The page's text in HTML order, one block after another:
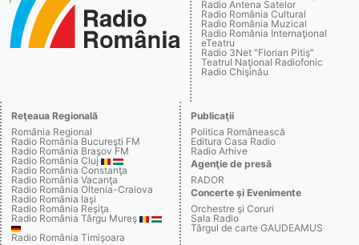
Radio Antena Satelor
Radio România Cultural
Radio România Muzical
Radio România Internaţional
eTeatru
Radio 3Net "Florian Pitiş"
Teatrul Naţional Radiofonic
Radio Chişinău
Reţeaua Regională
România Regional
Radio România Bucureşti FM
Radio România Braşov FM
Radio România Cluj
Radio România Constanţa
Radio România Vacanţa
Radio România Oltenia-Craiova
Radio România Iaşi
Radio România Reşiţa
Radio România Târgu Mureş
Radio România Timişoara
Publicaţii
Politica Românească
Editura Casa Radio
Radio Arhive
Agenţie de presă
RADOR
Concerte şi Evenimente
Orchestre şi Coruri
Sala Radio
Târgul de carte GAUDEAMUS